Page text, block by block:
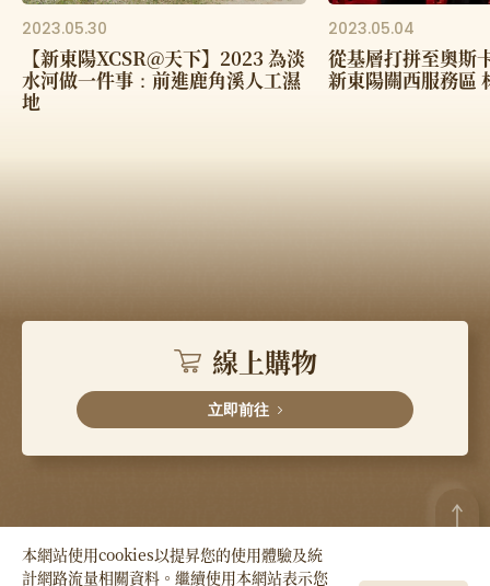
2023.05.30
【新東陽XCSR@天下】2023 為淡
水河做一件事：前進鹿角溪人工濕
地
2023.05.04
從基層打拼至奧斯
新東陽關西服務區
線上購物
立即前往
本網站使用cookies以提昇您的使用體驗及統
計網路流量相關資料。繼續使用本網站表示您